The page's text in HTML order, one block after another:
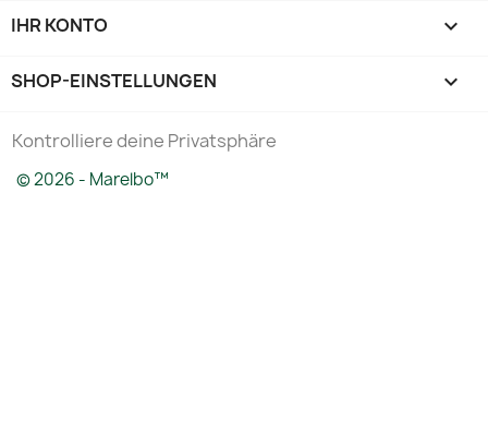
IHR KONTO 
SHOP-EINSTELLUNGEN keyboard_arrow_down
Kontrolliere deine Privatsphäre
© 2026 - Marelbo™